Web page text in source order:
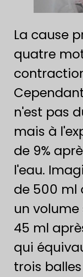
La cause
quatre
n'est pas
mais à
de 9%
l'eau.
de 500 ml
un
45 ml
qui
trois